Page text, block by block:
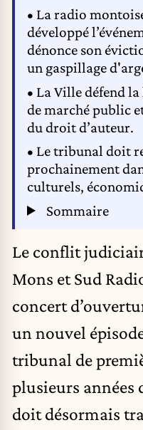
• La radio
développé
dénonce son
un gaspillage
• La Ville défend
de marché public
du droit d’auteur.
• Le tribunal doit
prochainement
culturels,
Sommaire
Le conflit
Mons et Sud
concert
un nouvel
tribunal de
plusieurs années
doit désormais